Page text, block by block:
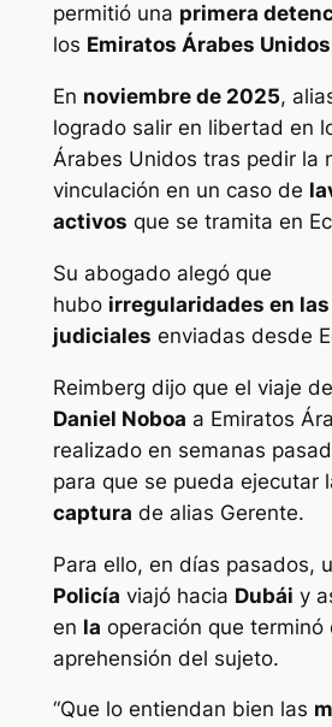
permitió una primera
los Emiratos Árabes Unidos
En noviembre de 2025,
logrado salir en libertad en
Árabes Unidos tras pedir la
vinculación en un caso de
activos que se tramita en
Su abogado alegó que
hubo irregularidades en
judiciales enviadas desde
Reimberg dijo que el viaje
Daniel Noboa a Emiratos
realizado en semanas
para que se pueda ejecutar
captura de alias Gerente.
Para ello, en días pasados,
Policía viajó hacia Dubái y
en la operación que terminó
aprehensión del sujeto.
“Que lo entiendan bien las